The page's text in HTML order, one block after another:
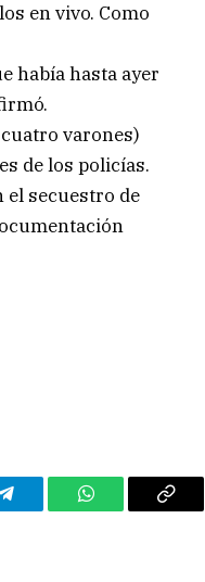
en vivo. Como
había hasta ayer
varones)
de los policías.
el secuestro de
Telegram WhatsAppCopy